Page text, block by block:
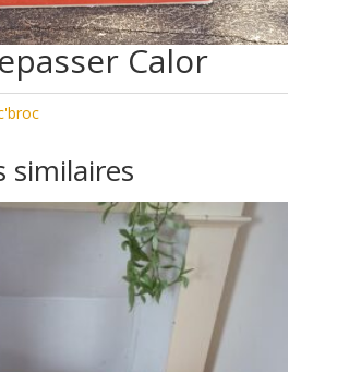
Calor
similaires